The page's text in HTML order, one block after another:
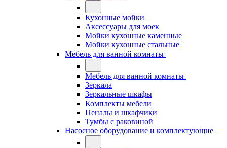
Кухонные мойки
Аксессуары для моек
Мойки кухонные каменные
Мойки кухонные стальные
Мебель для ванной комнаты
Мебель для ванной комнаты
Зеркала
Зеркальные шкафы
Комплекты мебели
Пеналы и шкафчики
Тумбы с раковиной
Насосное оборудование и комплектующие